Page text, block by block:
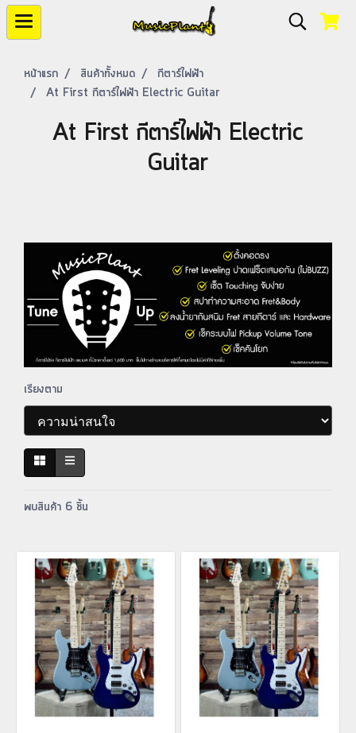
หน้าแรก สินค้าทั้งหมด
กีตาร์ไฟฟ้า
At First กีตาร์ไฟฟ้า Electric Guitar
At First กีตาร์ไฟฟ้า Electric
Guitar
เรียงตาม
พบสินค้า 6 ชิ้น